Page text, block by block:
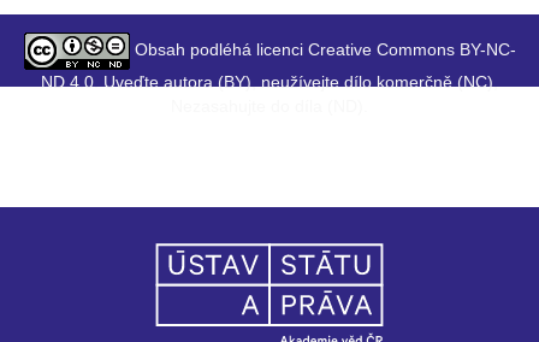
Obsah podléhá licenci Creative Commons BY-NC-
ND 4.0. Uveďte autora (BY), neužívejte dílo komerčně (NC),